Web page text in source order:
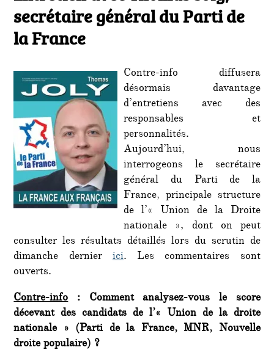
Parti
de
la
secrétaire général du Parti de
la France
Contre-info diffusera
désormais davantage
d’entretiens avec des
responsables et
personnalités.
Aujourd’hui, nous
interrogeons le secrétaire
général du Parti de la
France, principale structure
de l’« Union de la Droite
nationale », dont on peut
consulter les résultats détaillés lors du scrutin de
dimanche dernier ici. Les commentaires sont
ouverts.
Contre-info: Comment analysez-vous le score
décevant des candidats de l’« Union de la droite
nationale » (Parti de la France, MNR, Nouvelle
droite populaire) ?